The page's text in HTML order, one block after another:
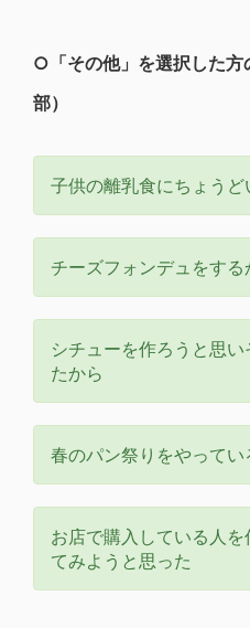
○ 「その他」を選択した
部）
子供の離乳食にちょうど
チーズフォンデュをする
シチューを作ろうと思
たから
春のパン祭りをやってい
お店で購入している人
てみようと思った